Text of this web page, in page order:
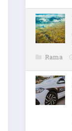
Rama